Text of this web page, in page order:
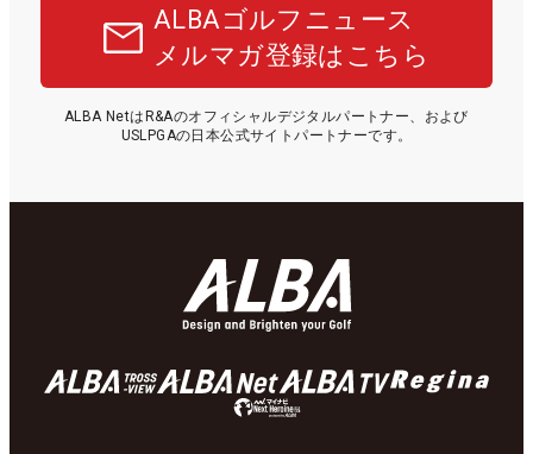
ALBAゴルフニュース
メルマガ登録はこちら
ALBA NetはR&Aのオフィシャルデジタルパートナー、および
USLPGAの日本公式サイトパートナーです。